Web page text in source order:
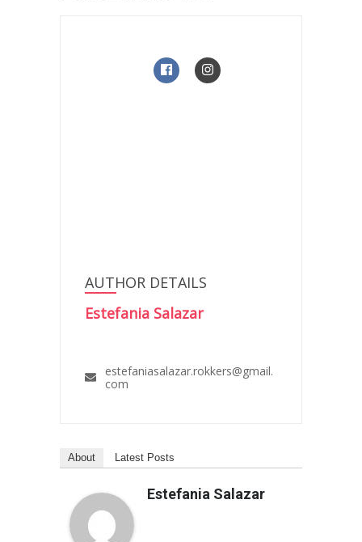
AUTHOR DETAILS
Estefania Salazar
estefaniasalazar.rokkers@gmail.
com
About Latest Posts
Estefania Salazar